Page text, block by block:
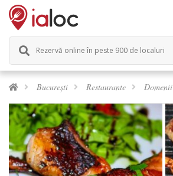
Rezervă online în peste 900 de localuri
București Restaurante Domenii